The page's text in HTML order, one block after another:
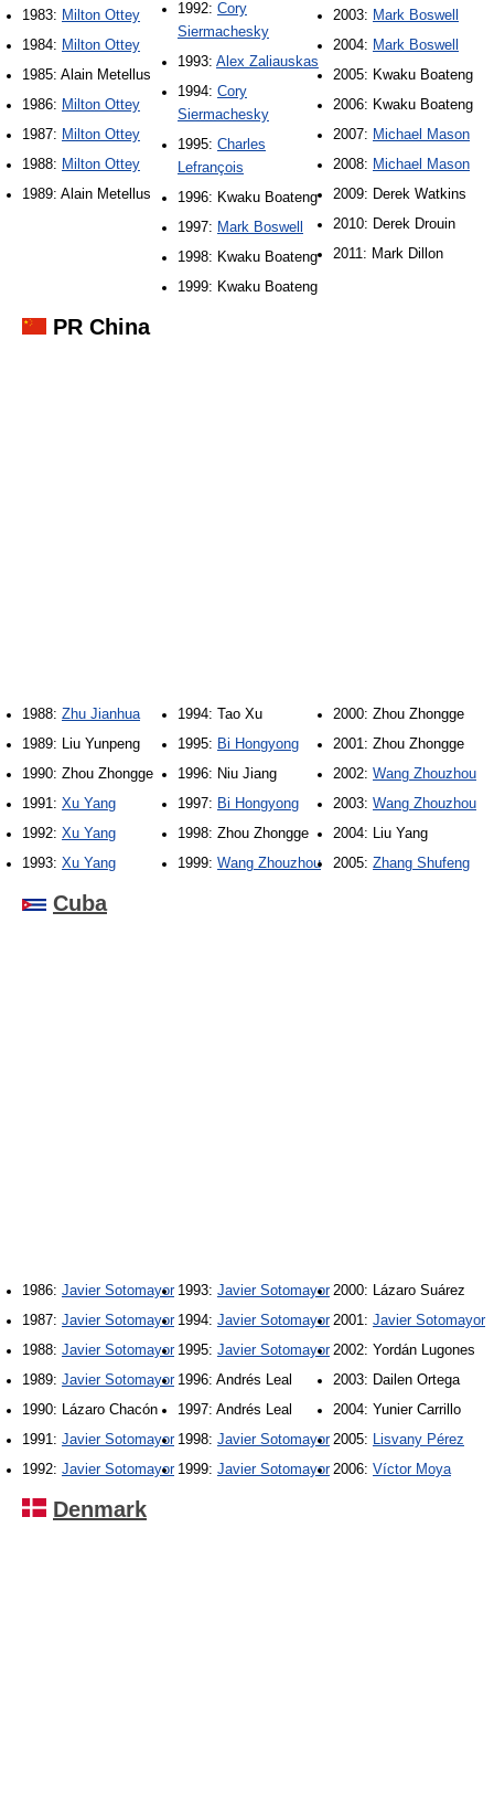
1983: Milton Ottey
1984: Milton Ottey
1985: Alain Metellus
1986: Milton Ottey
1987: Milton Ottey
1988: Milton Ottey
1989: Alain Metellus
1992: Cory
Siermachesky
1993: Alex Zaliauskas
1994: Cory
Siermachesky
1995: Charles
Lefrançois
1996: Kwaku Boateng
1997: Mark Boswell
1998: Kwaku Boateng
1999: Kwaku Boateng
2003: Mark Boswell
2004: Mark Boswell
2005: Kwaku Boateng
2006: Kwaku Boateng
2007: Michael Mason
2008: Michael Mason
2009: Derek Watkins
2010: Derek Drouin
2011: Mark Dillon
PR China
1988: Zhu Jianhua
1989: Liu Yunpeng
1990: Zhou Zhongge
1991: Xu Yang
1992: Xu Yang
1993: Xu Yang
1994: Tao Xu
1995: Bi Hongyong
1996: Niu Jiang
1997: Bi Hongyong
1998: Zhou Zhongge
1999: Wang Zhouzhou
2000: Zhou Zhongge
2001: Zhou Zhongge
2002: Wang Zhouzhou
2003: Wang Zhouzhou
2004: Liu Yang
2005: Zhang Shufeng
Cuba
1986: Javier Sotomayor
1987: Javier Sotomayor
1988: Javier Sotomayor
1989: Javier Sotomayor
1990: Lázaro Chacón
1991: Javier Sotomayor
1992: Javier Sotomayor
1993: Javier Sotomayor
1994: Javier Sotomayor
1995: Javier Sotomayor
1996: Andrés Leal
1997: Andrés Leal
1998: Javier Sotomayor
1999: Javier Sotomayor
2000: Lázaro Suárez
2001: Javier Sotomayor
2002: Yordán Lugones
2003: Dailen Ortega
2004: Yunier Carrillo
2005: Lisvany Pérez
2006: Víctor Moya
Denmark